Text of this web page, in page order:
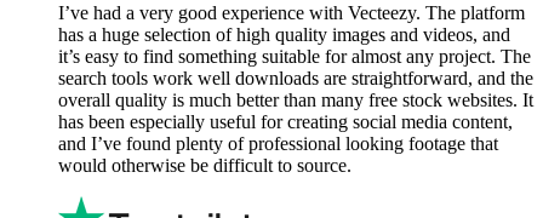
I’ve had a very good experience with Vecteezy. The platform
has a huge selection of high quality images and videos, and
it’s easy to find something suitable for almost any project. The
search tools work well downloads are straightforward, and the
overall quality is much better than many free stock websites. It
has been especially useful for creating social media content,
and I’ve found plenty of professional looking footage that
would otherwise be difficult to source.